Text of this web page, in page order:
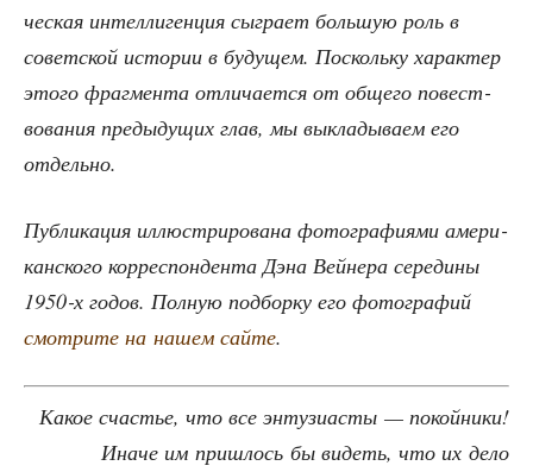
че­ская интел­ли­ген­ция сыг­ра­ет боль­шую роль в
совет­ской исто­рии в буду­щем. Посколь­ку харак­тер
это­го фраг­мен­та отли­ча­ет­ся от обще­го повест­
во­ва­ния преды­ду­щих глав, мы выкла­ды­ва­ем его
отдельно.
Пуб­ли­ка­ция иллю­стри­ро­ва­на фото­гра­фи­я­ми аме­ри­
кан­ско­го кор­ре­спон­ден­та Дэна Вей­не­ра сере­ди­ны
1950‑х годов. Пол­ную под­бор­ку его фото­гра­фий
смот­ри­те на нашем сай­те.
Какое сча­стье, что все энту­зи­а­сты — покойники!
Ина­че им при­шлось бы видеть, что их дело